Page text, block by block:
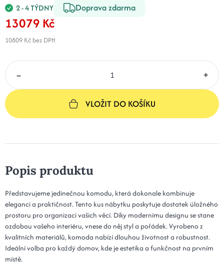
2 - 4 TÝDNY Doprava zdarma
13079 Kč
10809 Kč bez DPH
– +
VLOŽIT DO KOŠÍKU
Popis produktu
Představujeme jedinečnou komodu, která dokonale kombinuje
eleganci a praktičnost. Tento kus nábytku poskytuje dostatek úložného
prostoru pro organizaci vašich věcí. Díky modernímu designu se stane
ozdobou vašeho interiéru, vnese do něj styl a pořádek. Vyrobeno z
kvalitních materiálů, komoda nabízí dlouhou životnost a robustnost.
Ideální volba pro každý domov, kde je estetika a funkčnost na prvním
místě.